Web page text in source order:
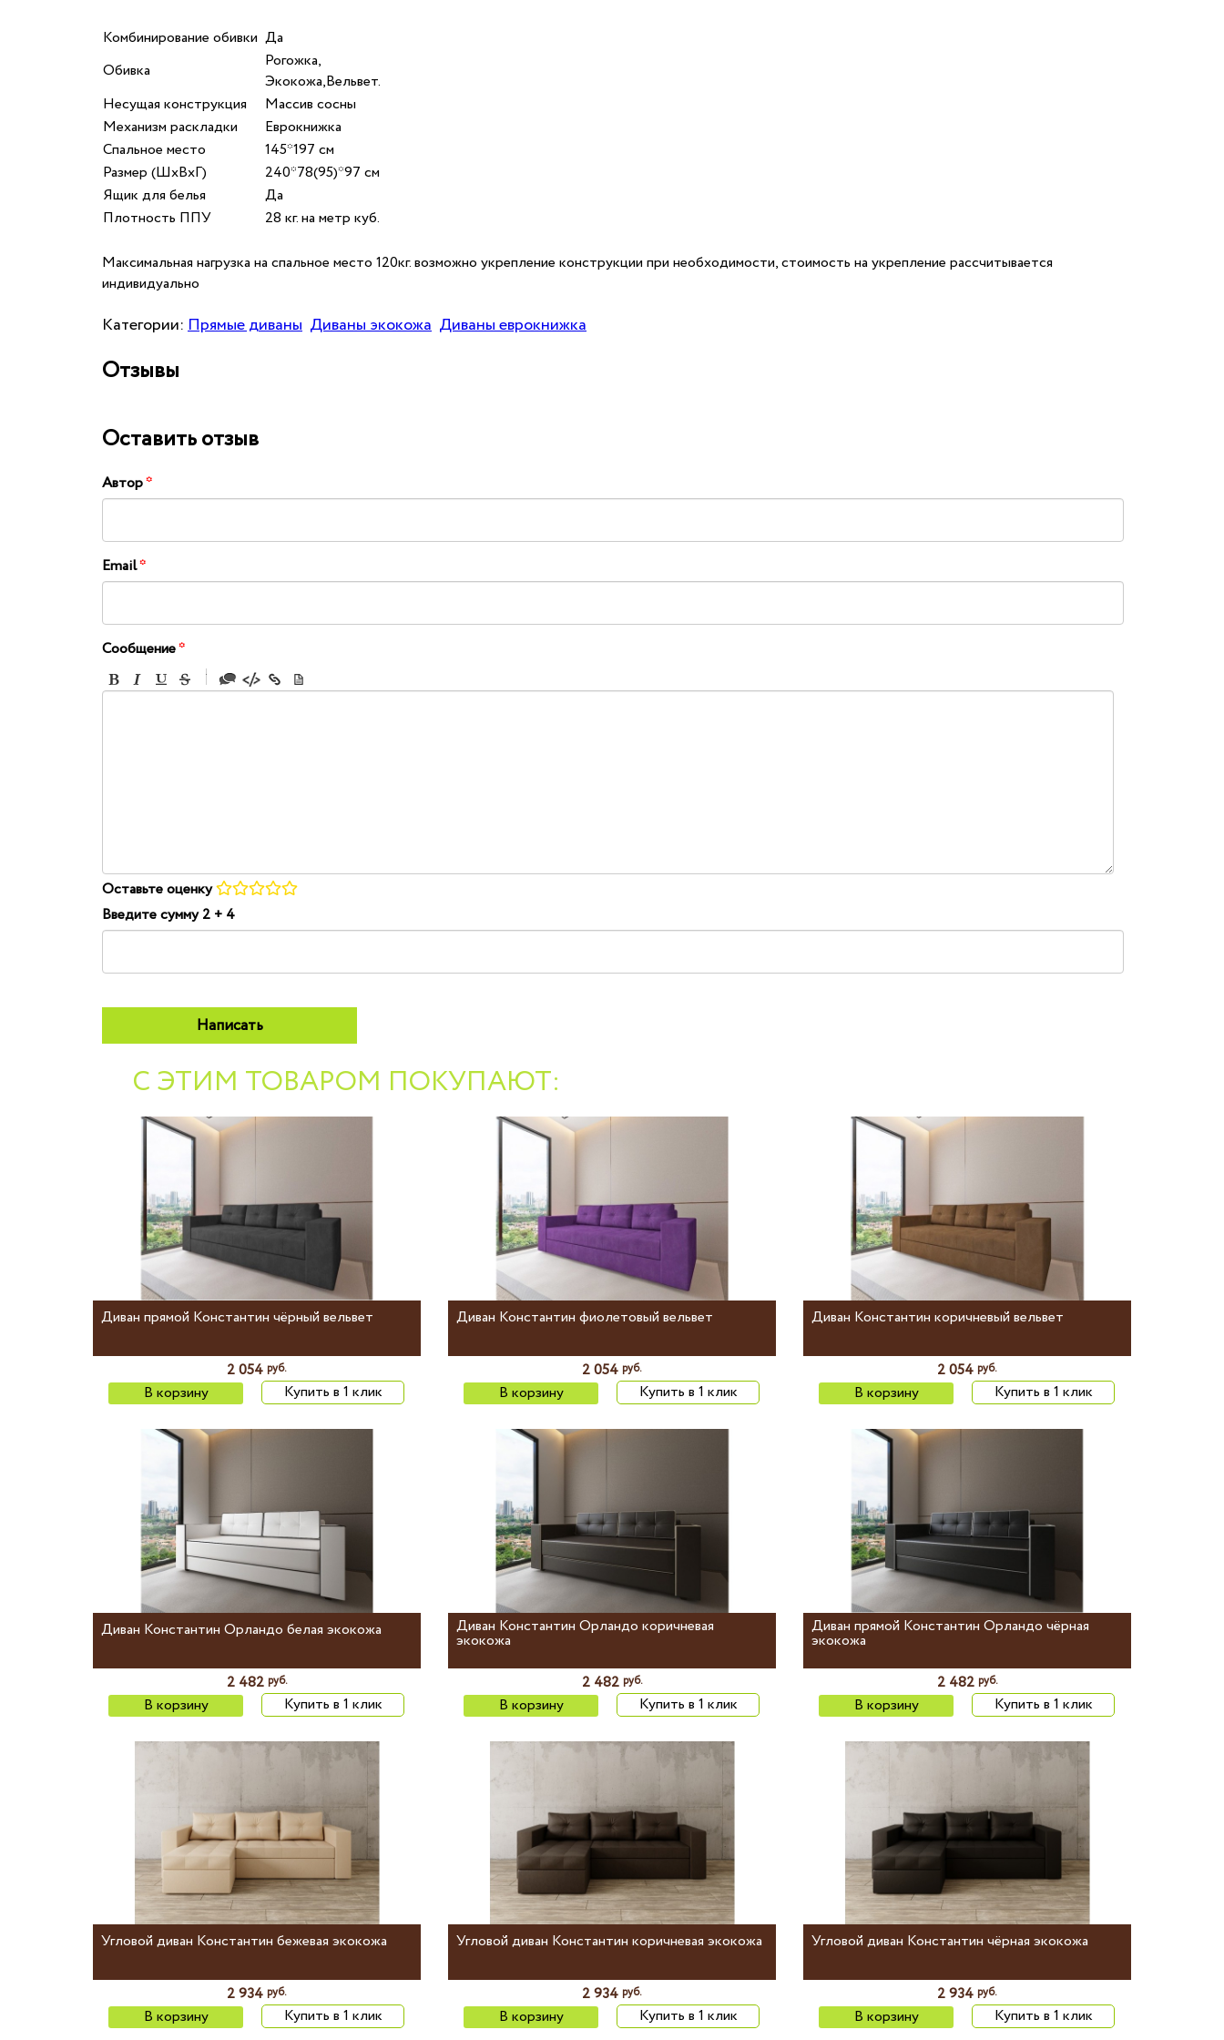
Комбинирование обивки Да
Обивка
Рогожка,
Экокожа,Вельвет.
Несущая конструкция
Массив сосны
Механизм раскладки
Еврокнижка
Спальное место
145*197 см
Размер (ШхВхГ)
240*78(95)*97 см
Ящик для белья
Да
Плотность ППУ
28 кг. на метр куб.
Максимальная нагрузка на спальное место 120кг. возможно укрепление конструкции при необходимости, стоимость на укрепление рассчитывается
индивидуально
Категории:Прямые диваны Диваны экокожа Диваны еврокнижка
Отзывы
Оставить отзыв
Автор*
Email*
Сообщение*
-
-
Оставьте оценку
Введите сумму 2 + 4
С ЭТИМ ТОВАРОМ ПОКУПАЮТ:
Диван прямой Константин чёрный вельвет
2 054 руб.
В корзину Купить в 1 клик
Диван Константин фиолетовый вельвет
2 054 руб.
В корзину Купить в 1 клик
Диван Константин коричневый вельвет
2 054 руб.
В корзину Купить в 1 клик
Диван Константин Орландо белая экокожа
2 482 руб.
В корзину Купить в 1 клик
Диван Константин Орландо коричневая
экокожа
2 482 руб.
В корзину Купить в 1 клик
Диван прямой Константин Орландо чёрная
экокожа
2 482 руб.
В корзину Купить в 1 клик
Угловой диван Константин бежевая экокожа
2 934 руб.
В корзину Купить в 1 клик
Угловой диван Константин коричневая экокожа
2 934 руб.
В корзину Купить в 1 клик
Угловой диван Константин чёрная экокожа
2 934 руб.
В корзину Купить в 1 клик